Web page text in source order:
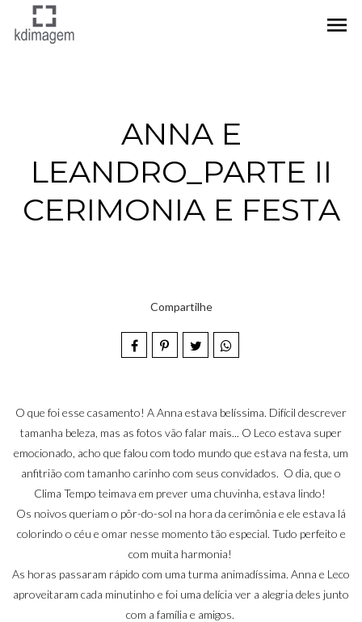
menu
ANNA E
LEANDRO_PARTE II
CERIMONIA E FESTA
Compartilhe
O que foi esse casamento! A Anna estava belíssima. Difícil descrever
tamanha beleza, mas as fotos vão falar mais... O Leco estava super
emocionado, acho que falou com todo mundo que estava na festa, um
anfitrião com tamanho carinho com seus convidados. O dia, que o
Clima Tempo teimava em prever uma chuvinha, estava lindo!
Os noivos queriam o pôr-do-sol na hora da cerimônia e ele estava lá
colorindo o céu e omar nesse momento tão especial. Tudo perfeito e
com muita harmonia!
As horas passaram rápido com uma turma animadíssima. Anna e Leco
aproveitaram cada minutinho e foi uma delícia ver a alegria deles junto
com a família e amigos.